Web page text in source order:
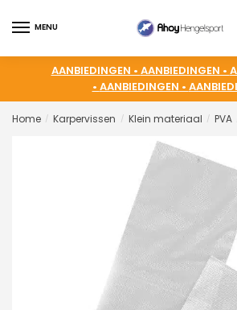
MENU
AANBIEDINGEN • AANBIEDINGEN •
• AANBIEDINGEN •
Home / Karpervissen / Klein materiaal / PVA